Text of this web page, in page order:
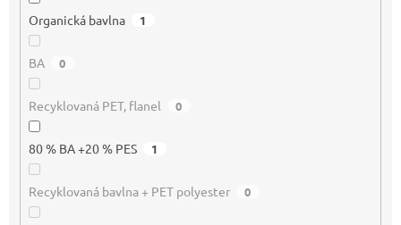
Organická bavlna 1
BA 0
Recyklovaná PET, flanel 0
80 % BA +20 % PES 1
Recyklovaná bavlna + PET polyester 0